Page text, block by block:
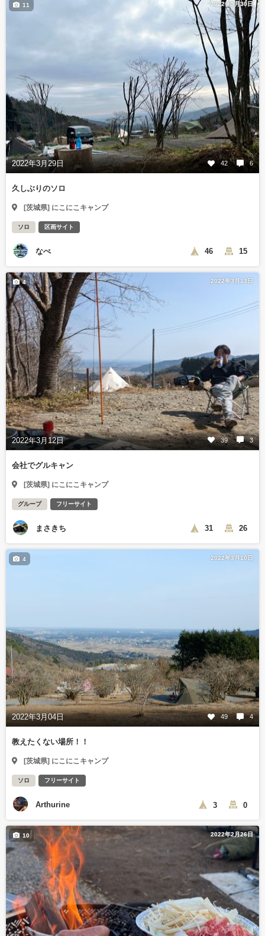
2022年3月30日
2022年3月29日 42 6
11
久しぶりのソロ
[茨城県] にこにこキャンプ
ソロ 区画サイト
なべ 46 15
2022年3月13日
2022年3月12日 39 3
4
会社でグルキャン
[茨城県] にこにこキャンプ
グループ フリーサイト
まさきち 31 26
2022年3月10日
2022年3月04日 49 4
4
教えたくない場所！！
[茨城県] にこにこキャンプ
ソロ フリーサイト
Arthurine 3 0
2022年2月26日
10